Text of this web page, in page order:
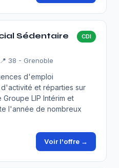
Sédentaire
CDI
📍 38 - Grenoble
d'emploi
et réparties sur
LIP Intérim et
l'année de nombreux
Voir l'offre →